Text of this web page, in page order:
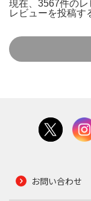
現在、3567件のレ
レビューを投稿す
お問い合わせ